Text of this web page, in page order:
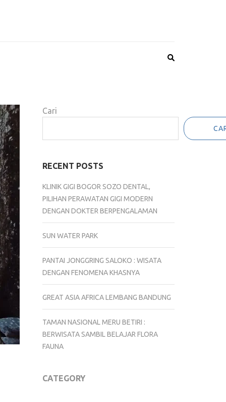
Cari
RECENT POSTS
KLINIK GIGI BOGOR SOZO DENTAL,
PILIHAN PERAWATAN GIGI MODERN
DENGAN DOKTER BERPENGALAMAN
SUN WATER PARK
PANTAI JONGGRING SALOKO : WISATA
DENGAN FENOMENA KHASNYA
GREAT ASIA AFRICA LEMBANG BANDUNG
TAMAN NASIONAL MERU BETIRI :
BERWISATA SAMBIL BELAJAR FLORA
FAUNA
CATEGORY